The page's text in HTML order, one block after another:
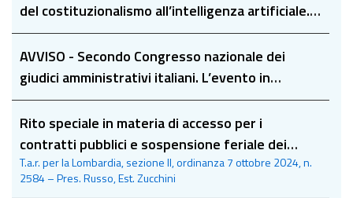
del costituzionalismo all’intelligenza artificiale. A
proposito di Libertà ed Autorità di V. Caputi
Iambrenghi
AVVISO - Secondo Congresso nazionale dei
giudici amministrativi italiani. L’evento in
presenza è riservato esclusivamente al
personale di magistratura amministrativa. Sarà
possibile seguire in diretta streaming i lavori del
Congresso sul sito della Giustizia amministrativa
al link che verrà successivamente pubblicato
Rito speciale in materia di accesso per i
contratti pubblici e sospensione feriale dei
termini
T.a.r. per la Lombardia, sezione II, ordinanza 7 ottobre 2024, n.
2584 – Pres. Russo, Est. Zucchini